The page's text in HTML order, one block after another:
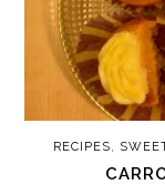
RECIPES,